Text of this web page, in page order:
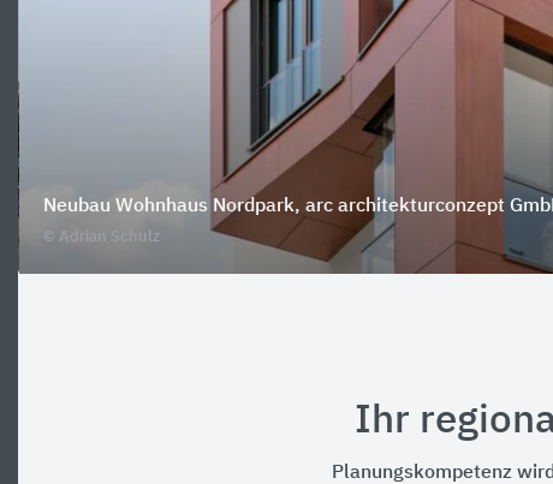
Neubau Wohnhaus Nordpark, arc architekturconzept
© Adrian Schulz
Ihr
Planungskompetenz